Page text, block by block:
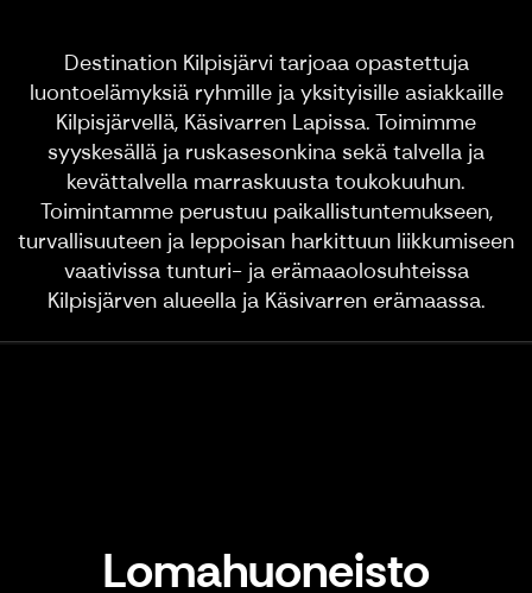
Lomahuoneisto
Destination Kilpisjärvi tarjoaa opastettuja
luontoelämyksiä ryhmille ja yksityisille asiakkaille
Kilpisjärvellä, Käsivarren Lapissa. Toimimme
syyskesällä ja ruskasesonkina sekä talvella ja
kevättalvella marraskuusta toukokuuhun.
Toimintamme perustuu paikallistuntemukseen,
turvallisuuteen ja leppoisan harkittuun liikkumiseen
vaativissa tunturi- ja erämaaolosuhteissa
Kilpisjärven alueella ja Käsivarren erämaassa.